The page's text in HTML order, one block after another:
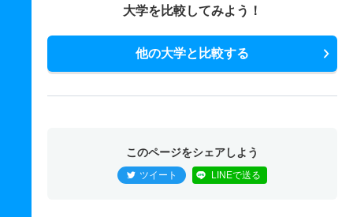
大学を比較してみよう！
他の大学と比較する
このページをシェアしよう
ツイート LINEで送る